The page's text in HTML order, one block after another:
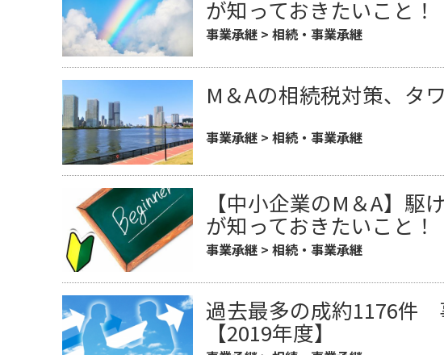
が知っておきたいこと！
事業承継 >相続・事業承継
M＆Aの相続税対策、タ
事業承継 >相続・事業承継
【中小企業のM＆A】駆
が知っておきたいこと！
事業承継 >相続・事業承継
過去最多の成約1176件
【2019年度】